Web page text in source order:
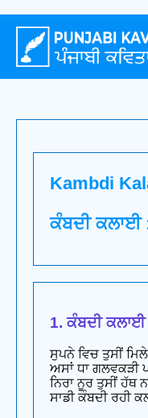
Kambdi
ਕੰਬਦੀ ਕਲਾਈ
1. ਕੰਬਦੀ ਕਲਾਈ
ਸੁਪਨੇ ਵਿਚ ਤੁਸੀਂ
ਅਸਾਂ ਧਾ ਗਲਵਕੜੀ
ਨਿਰਾ ਨੂਰ ਤੁਸੀਂ ਹੱਥ
ਸਾਡੀ ਕੰਬਦੀ ਰਹੀ